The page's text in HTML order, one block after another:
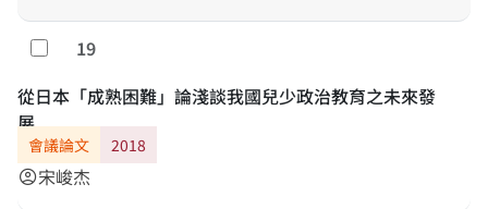
勾選
19
從日本「成熟困難」論淺談我國兒少政治教育之未來發
展
會議論文 2018
account_circle宋峻杰